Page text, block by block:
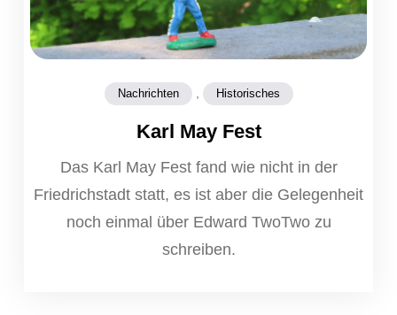
Nachrichten , Historisches
Karl May Fest
Das Karl May Fest fand wie nicht in der
Friedrichstadt statt, es ist aber die Gelegenheit
noch einmal über Edward TwoTwo zu
schreiben.